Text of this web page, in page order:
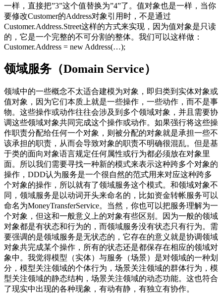
一样，直接把”3”这个值替换为”4”了。值对象也是一样，当你
要修改Customer的Address对象引用时，不是通过
Customer.Address.Street这样的方式来实现，因为值对象是只读
的，它是一个完整的不可分割的整体。我们可以这样做：
Customer.Address = new Address(…);
领域服务（Domain Service）
领域中的一些概念不太适合建模为对象，即归类到实体对象或
值对象，因为它们本质上就是一些操作，一些动作，而不是事
物。这些操作或动作往往会涉及到多个领域对象，并且需要协
调这些领域对象共同完成这个操作或动作。如果强行将这些操
作职责分配给任何一个对象，则被分配的对象就是承担一些不
该承担的职责，从而会导致对象的职责不明确很混乱。但是基
于类的面向对象语言规定任何属性或行为都必须放在对象里
面。所以我们需要寻找一种新的模式来表示这种跨多个对象的
操作，DDD认为服务是一个很自然的范式用来对应这种跨多
个对象的操作，所以就有了领域服务这个模式。和领域对象不
同，领域服务是以动词开头来命名的，比如资金转帐服务可以
命名为MoneyTransferService。当然，你也可以把服务理解为一
个对象，但这和一般意义上的对象有些区别。因为一般的领域
对象都是有状态和行为的，而领域服务没有状态只有行为。需
要强调的是领域服务是无状态的，它存在的意义就是协调领域
对象共完成某个操作，所有的状态还是都保存在相应的领域对
象中。我觉得模型（实体）与服务（场景）是对领域的一种划
分，模型关注领域的个体行为，场景关注领域的群体行为，模
型关注领域的静态结构，场景关注领域的动态功能。这也符合
了现实中出现的各种现象，有动有静，有独立有协作。